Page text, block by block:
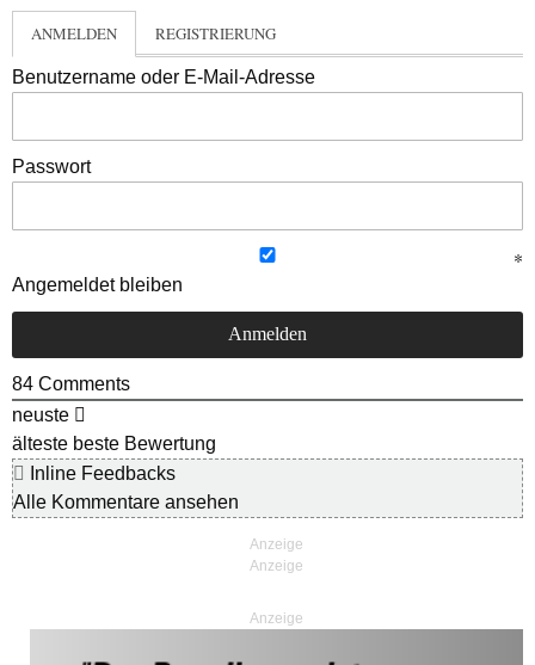
ANMELDEN REGISTRIERUNG
Benutzername oder E-Mail-Adresse
Passwort
Angemeldet bleiben
84 Comments
neuste
älteste beste Bewertung
Inline Feedbacks
Alle Kommentare ansehen
Anzeige